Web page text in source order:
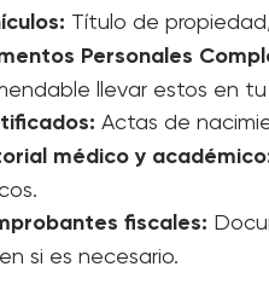
declarar que los bienes
(Si aplica)
llevar tu auto la lista
Título de
Personales
llevar estos en
Actas de
médico y académico: